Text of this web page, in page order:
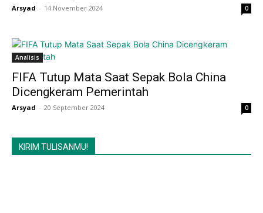
Arsyad - 14 November 2024 0
Analisis
FIFA Tutup Mata Saat Sepak Bola China
Dicengkeram Pemerintah
Arsyad - 20 September 2024 0
KIRIM TULISANMU!